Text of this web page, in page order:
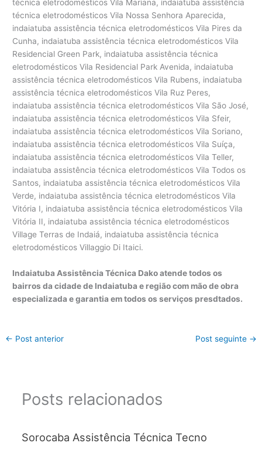
Indaiatuba Assistência Técnica Dako atende todos os
bairros da cidade de Indaiatuba e região com mão de obra
especializada e garantia em todos os serviços presdtados.
← Post anterior Post seguinte →
Posts relacionados
Sorocaba Assistência Técnica Tecno